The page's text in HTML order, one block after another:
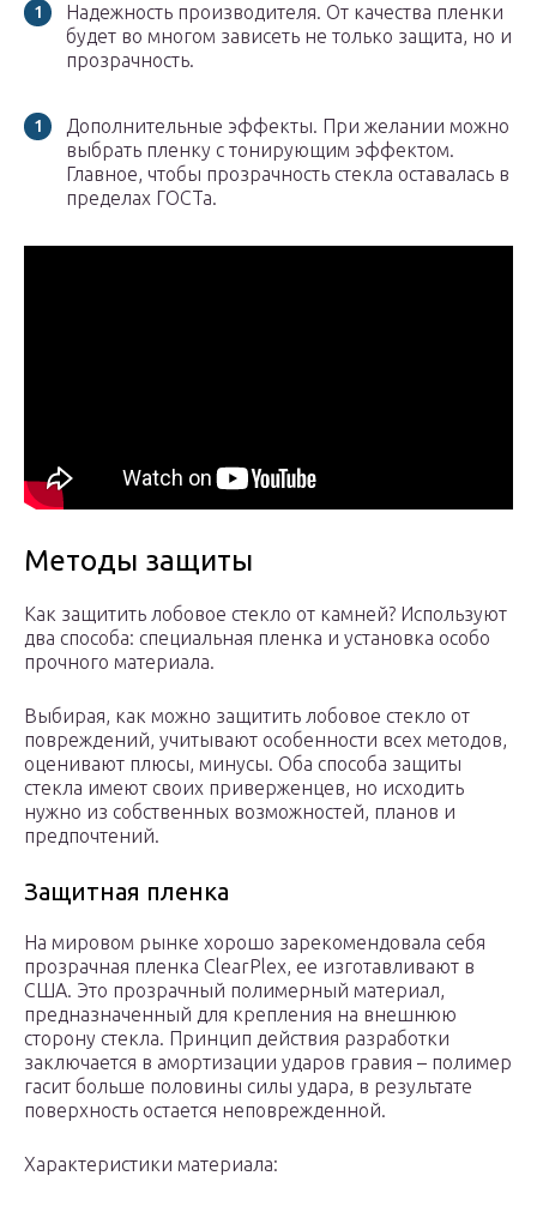
Надежность производителя. От качества пленки
будет во многом зависеть не только защита, но и
прозрачность.
Дополнительные эффекты. При желании можно
выбрать пленку с тонирующим эффектом.
Главное, чтобы прозрачность стекла оставалась в
пределах ГОСТа.
Методы защиты
Как защитить лобовое стекло от камней? Используют
два способа: специальная пленка и установка особо
прочного материала.
Выбирая, как можно защитить лобовое стекло от
повреждений, учитывают особенности всех методов,
оценивают плюсы, минусы. Оба способа защиты
стекла имеют своих приверженцев, но исходить
нужно из собственных возможностей, планов и
предпочтений.
Защитная пленка
На мировом рынке хорошо зарекомендовала себя
прозрачная пленка ClearPlex, ее изготавливают в
США. Это прозрачный полимерный материал,
предназначенный для крепления на внешнюю
сторону стекла. Принцип действия разработки
заключается в амортизации ударов гравия – полимер
гасит больше половины силы удара, в результате
поверхность остается неповрежденной.
Характеристики материала: